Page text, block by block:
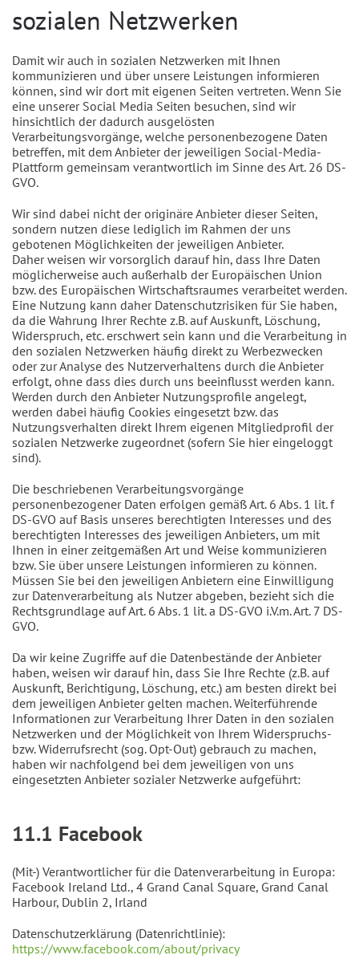
sozialen Netzwerken
Damit wir auch in sozialen Netzwerken mit Ihnen
kommunizieren und über unsere Leistungen informieren
können, sind wir dort mit eigenen Seiten vertreten. Wenn Sie
eine unserer Social Media Seiten besuchen, sind wir
hinsichtlich der dadurch ausgelösten
Verarbeitungsvorgänge, welche personenbezogene Daten
betreffen, mit dem Anbieter der jeweiligen Social-Media-
Plattform gemeinsam verantwortlich im Sinne des Art. 26 DS-
GVO.
Wir sind dabei nicht der originäre Anbieter dieser Seiten,
sondern nutzen diese lediglich im Rahmen der uns
gebotenen Möglichkeiten der jeweiligen Anbieter.
Daher weisen wir vorsorglich darauf hin, dass Ihre Daten
möglicherweise auch außerhalb der Europäischen Union
bzw. des Europäischen Wirtschaftsraumes verarbeitet werden.
Eine Nutzung kann daher Datenschutzrisiken für Sie haben,
da die Wahrung Ihrer Rechte z.B. auf Auskunft, Löschung,
Widerspruch, etc. erschwert sein kann und die Verarbeitung in
den sozialen Netzwerken häufig direkt zu Werbezwecken
oder zur Analyse des Nutzerverhaltens durch die Anbieter
erfolgt, ohne dass dies durch uns beeinflusst werden kann.
Werden durch den Anbieter Nutzungsprofile angelegt,
werden dabei häufig Cookies eingesetzt bzw. das
Nutzungsverhalten direkt Ihrem eigenen Mitgliedprofil der
sozialen Netzwerke zugeordnet (sofern Sie hier eingeloggt
sind).
Die beschriebenen Verarbeitungsvorgänge
personenbezogener Daten erfolgen gemäß Art. 6 Abs. 1 lit. f
DS-GVO auf Basis unseres berechtigten Interesses und des
berechtigten Interesses des jeweiligen Anbieters, um mit
Ihnen in einer zeitgemäßen Art und Weise kommunizieren
bzw. Sie über unsere Leistungen informieren zu können.
Müssen Sie bei den jeweiligen Anbietern eine Einwilligung
zur Datenverarbeitung als Nutzer abgeben, bezieht sich die
Rechtsgrundlage auf Art. 6 Abs. 1 lit. a DS-GVO i.V.m. Art. 7 DS-
GVO.
Da wir keine Zugriffe auf die Datenbestände der Anbieter
haben, weisen wir darauf hin, dass Sie Ihre Rechte (z.B. auf
Auskunft, Berichtigung, Löschung, etc.) am besten direkt bei
dem jeweiligen Anbieter gelten machen. Weiterführende
Informationen zur Verarbeitung Ihrer Daten in den sozialen
Netzwerken und der Möglichkeit von Ihrem Widerspruchs-
bzw. Widerrufsrecht (sog. Opt-Out) gebrauch zu machen,
haben wir nachfolgend bei dem jeweiligen von uns
eingesetzten Anbieter sozialer Netzwerke aufgeführt:
11.1 Facebook
(Mit-) Verantwortlicher für die Datenverarbeitung in Europa:
Facebook Ireland Ltd., 4 Grand Canal Square, Grand Canal
Harbour, Dublin 2, Irland
Datenschutzerklärung (Datenrichtlinie):
https://www.facebook.com/about/privacy